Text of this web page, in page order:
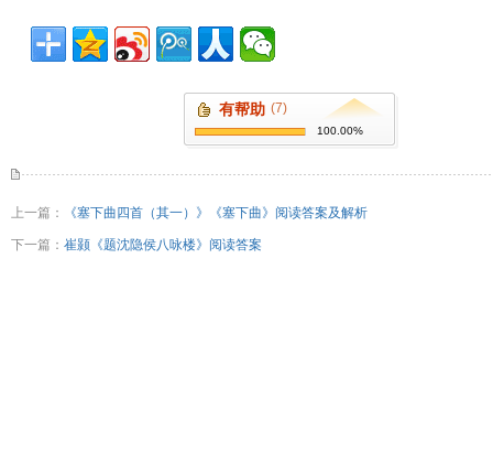
有帮助 (7)
100.00%
上一篇： 《塞下曲四首（其一）》《塞下曲》阅读答案及解析
下一篇： 崔颢《题沈隐侯八咏楼》阅读答案